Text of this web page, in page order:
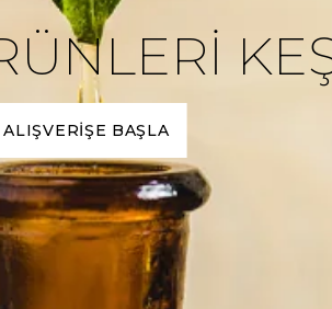
ALIŞVERİŞE BAŞLA